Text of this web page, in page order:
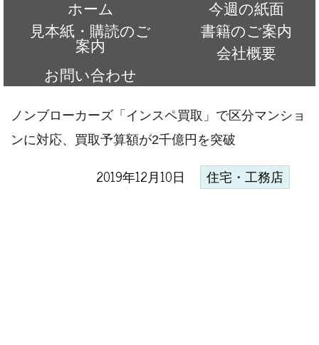
ホーム
今週の紙面
見本紙・購読のご
案内
書籍のご案内
会社概要
お問い合わせ
ノンブローカーズ「インスペ買取」で区分マンショ
ンに対応、買取予算額が2千億円を突破
2019年12月10日 住宅・工務店